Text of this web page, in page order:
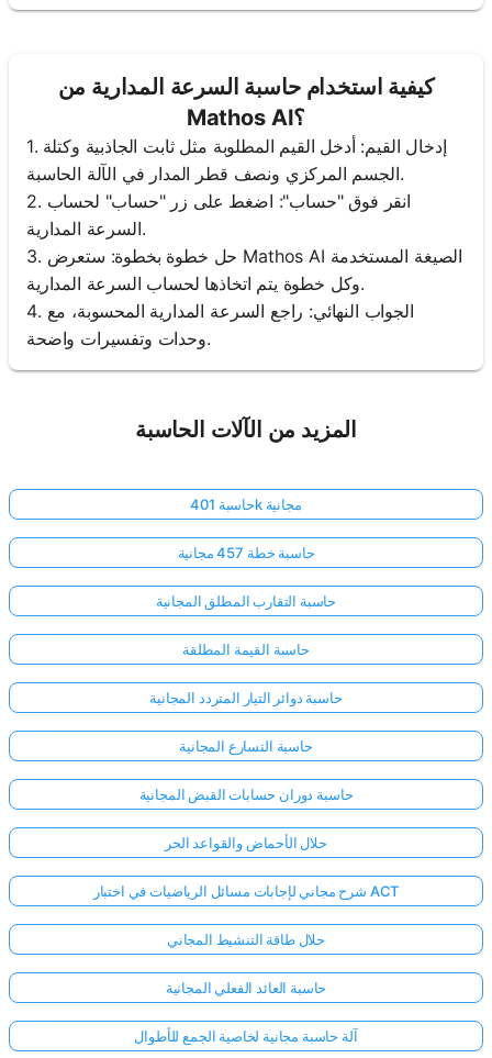
كيفية استخدام حاسبة السرعة المدارية من
Mathos AI؟
1. إدخال القيم: أدخل القيم المطلوبة مثل ثابت الجاذبية وكتلة
الجسم المركزي ونصف قطر المدار في الآلة الحاسبة.
2. انقر فوق "حساب": اضغط على زر "حساب" لحساب
السرعة المدارية.
3. حل خطوة بخطوة: ستعرض Mathos AI الصيغة المستخدمة
وكل خطوة يتم اتخاذها لحساب السرعة المدارية.
4. الجواب النهائي: راجع السرعة المدارية المحسوبة، مع
وحدات وتفسيرات واضحة.
المزيد من الآلات الحاسبة
حاسبة 401k مجانية
حاسبة خطة 457 مجانية
حاسبة التقارب المطلق المجانية
حاسبة القيمة المطلقة
حاسبة دوائر التيار المتردد المجانية
حاسبة التسارع المجانية
حاسبة دوران حسابات القبض المجانية
حلال الأحماض والقواعد الحر
شرح مجاني لإجابات مسائل الرياضيات في اختبار ACT
حلال طاقة التنشيط المجاني
حاسبة العائد الفعلي المجانية
آلة حاسبة مجانية لخاصية الجمع للأطوال